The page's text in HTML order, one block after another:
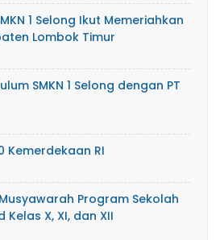
1 Selong Ikut Memeriahkan
Lombok Timur
SMKN 1 Selong dengan PT
Kemerdekaan RI
Program Sekolah
X, XI, dan XII